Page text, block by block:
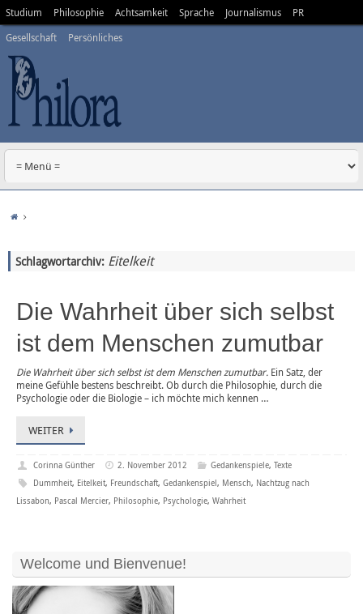
Studium Philosophie Achtsamkeit Sprache Journalismus
PR
Gesellschaft
Persönliches
Schlagwortarchiv: Eitelkeit
Die Wahrheit über sich selbst
ist dem Menschen zumutbar
Die Wahrheit über sich selbst ist dem Menschen zumutbar. Ein Satz, der
meine Gefühle bestens beschreibt. Ob durch die Philosophie, durch die
Psychologie oder die Biologie – ich möchte mich kennen …
WEITER
Corinna Günther 2. November 2012 Gedankenspiele, Texte
Dummheit, Eitelkeit, Freundschaft,Gedankenspiel, Mensch, Nachtzug nach
Lissabon, Pascal Mercier, Philosophie, Psychologie, Wahrheit
Welcome und Bienvenue!